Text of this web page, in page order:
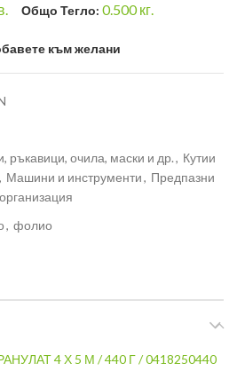
Общо Тегло: 0.500кг.
към желани
ръкавици, очила, маски и др., Кутии
, Машини и инструменти, Предпазни
, фолио
4 Х 5 М / 440 Г / 0418250440